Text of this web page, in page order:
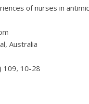
of nurses in
Australia
109, 10-28